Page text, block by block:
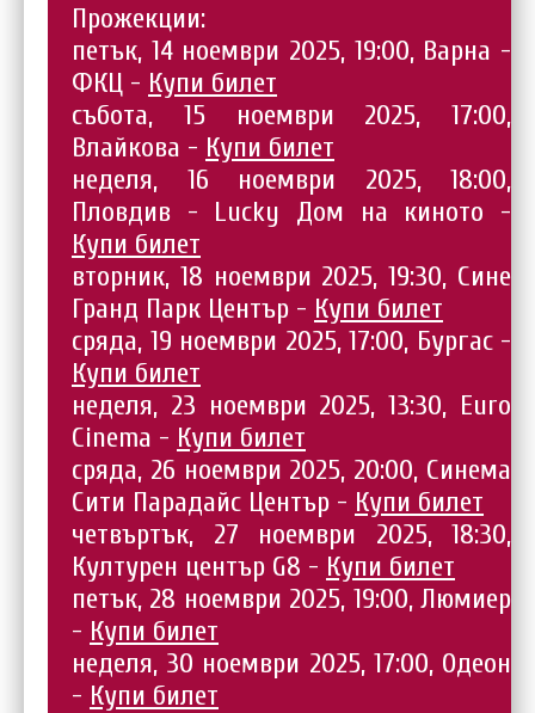
Прожекции:
петък, 14 ноември 2025, 19:00, Варна -
ФКЦ - Купи билет
събота, 15 ноември 2025, 17:00,
Влайкова - Купи билет
неделя, 16 ноември 2025, 18:00,
Пловдив - Lucky Дом на киното -
Купи билет
вторник, 18 ноември 2025, 19:30, Сине
Гранд Парк Център - Купи билет
сряда, 19 ноември 2025, 17:00, Бургас -
Купи билет
неделя, 23 ноември 2025, 13:30, Euro
Cinema - Купи билет
сряда, 26 ноември 2025, 20:00, Синема
Сити Парадайс Център - Купи билет
четвъртък, 27 ноември 2025, 18:30,
Културен център G8 - Купи билет
петък, 28 ноември 2025, 19:00, Люмиер
- Купи билет
неделя, 30 ноември 2025, 17:00, Одеон
- Купи билет